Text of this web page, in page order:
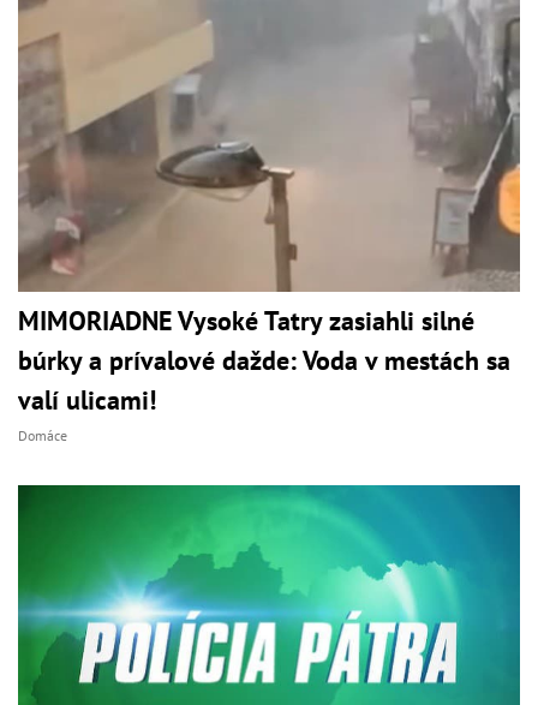
MIMORIADNE Vysoké Tatry zasiahli silné
búrky a prívalové dažde: Voda v mestách sa
valí ulicami!
Domáce